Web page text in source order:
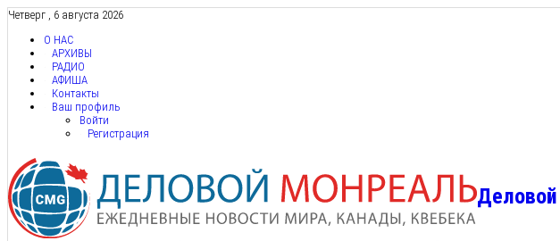
Четверг , 6 августа 2026
О НАС
АРХИВЫ
РАДИО
АФИША
Контакты
Ваш профиль
Войти
Регистрация